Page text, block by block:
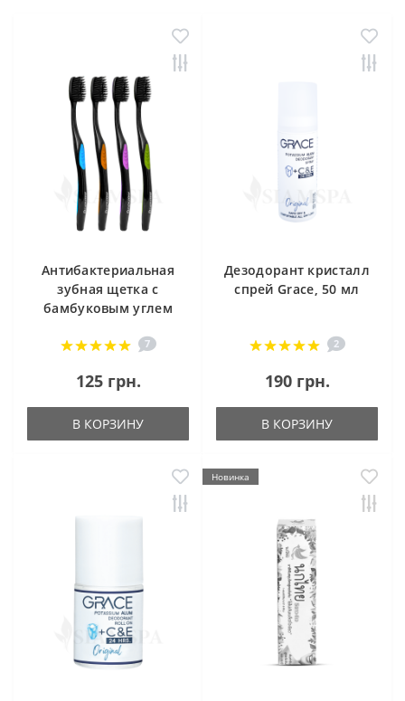
Антибактериальная
зубная щетка с
бамбуковым углем
7
125 грн.
В КОРЗИНУ
Дезодорант кристалл
спрей Grace, 50 мл
2
190 грн.
В КОРЗИНУ
Новинка